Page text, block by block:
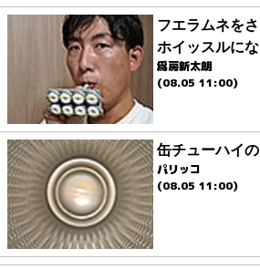
フエラムネを
ホイッスルに
爲房新太朗
(08.05 11:00)
缶チューハイ
パリッコ
(08.05 11:00)